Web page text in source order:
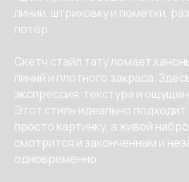
линии, штриховку и пометки,
потёр.
Скетч стайл тату ломает
линий и плотного закраса.
экспрессия, текстура и
Этот стиль идеально
просто картинку, а живой
смотрится и законченным и
одновременно.